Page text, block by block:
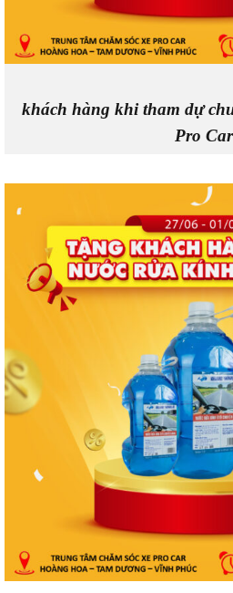
khách hàng khi tham dự
Pro Car